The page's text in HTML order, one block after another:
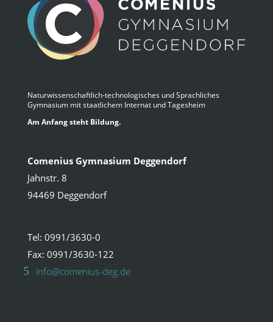
Naturwissenschaftlich-technologisches und Sprachliches
Gymnasium mit staatlichem Internat und Tagesheim
Am Anfang steht Bildung.
Comenius Gymnasium Deggendorf
Jahnstr. 8
94469 Deggendorf
Tel: 0991/3630-0
Fax: 0991/3630-122
info@comenius-deg.de